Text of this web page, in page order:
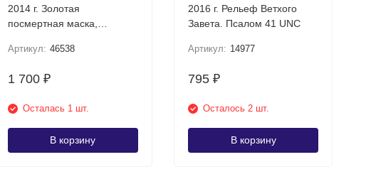
2014 г. Золотая
посмертная маска,
Артикул: 46538
1 700 ₽
Осталась 1 шт.
В корзину
2016 г. Рельеф Ветхого
Завета. Псалом 41 UNC
Артикул: 14977
795₽
Осталось 2 шт.
В корзину